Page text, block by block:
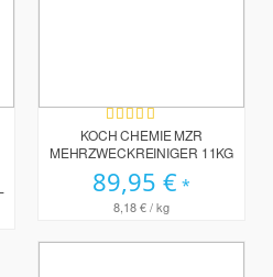
Bewertung:
100%
KOCH CHEMIE MZR
MEHRZWECKREINIGER 11KG
89,95 €
8,18 €/ kg